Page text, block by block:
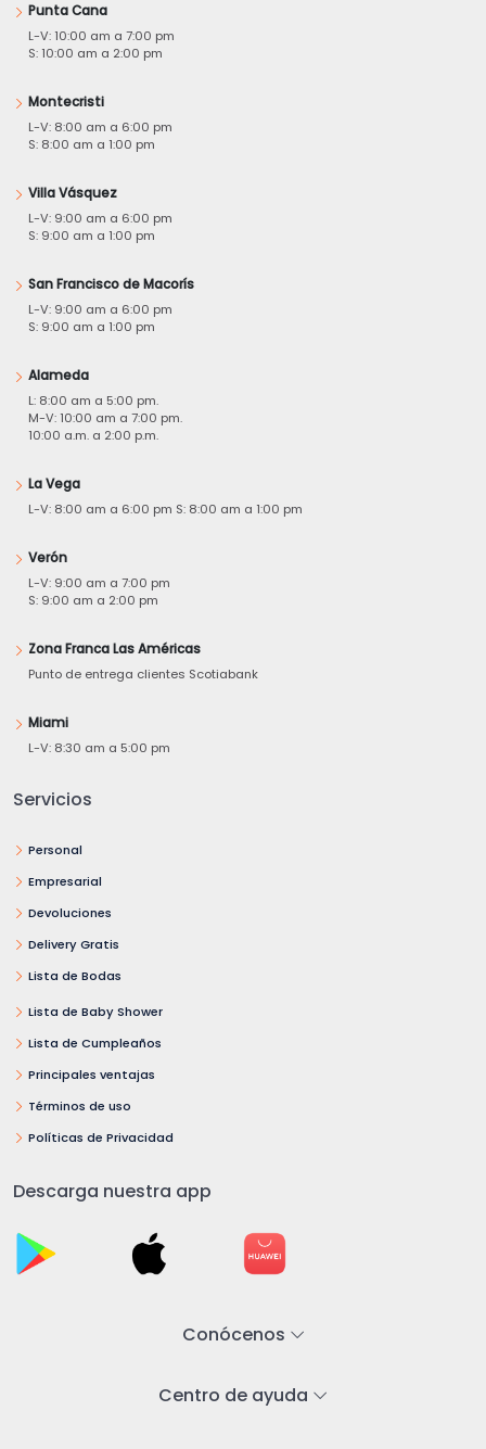
Punta Cana
L-V: 10:00 am a 7:00 pm
S: 10:00 am a 2:00 pm
Montecristi
L-V: 8:00 am a 6:00 pm
S: 8:00 am a 1:00 pm
Villa Vásquez
L-V: 9:00 am a 6:00 pm
S: 9:00 am a 1:00 pm
San Francisco de Macorís
L-V: 9:00 am a 6:00 pm
S: 9:00 am a 1:00 pm
Alameda
L: 8:00 am a 5:00 pm.
M-V: 10:00 am a 7:00 pm.
10:00 a.m. a 2:00 p.m.
La Vega
L-V: 8:00 am a 6:00 pm S: 8:00 am a 1:00 pm
Verón
L-V: 9:00 am a 7:00 pm
S: 9:00 am a 2:00 pm
Zona Franca Las Américas
Punto de entrega clientes Scotiabank
Miami
L-V: 8:30 am a 5:00 pm
Servicios
Personal
Empresarial
Devoluciones
Delivery Gratis
Lista de Bodas
Lista de Baby Shower
Lista de Cumpleaños
Principales ventajas
Términos de uso
Políticas de Privacidad
Descarga nuestra app
Conócenos
Centro de ayuda